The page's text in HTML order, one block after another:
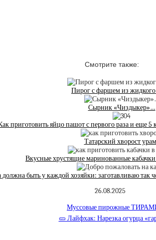
Смотрите также:
Пирог с фаршем из жидкого
Сырник «Чиздыкер»…
приготовить яйцо пашот с первого раза и еще
Татарский хворост
Вкусные хрустящие маринованные кабачки
должна быть у каждой хозяйки: заготавливаю так
26.08.2025
Муссовые пирожные
🥒 Лайфхак: Нарезка огурца